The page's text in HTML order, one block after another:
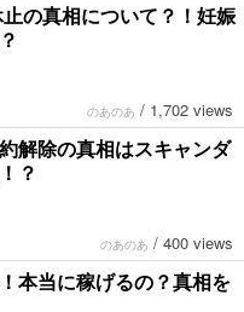
の真相について？！妊娠
のあのあ / 1,702 views
解除の真相はスキャンダ
？
のあのあ / 400 views
本当に稼げるの？真相を